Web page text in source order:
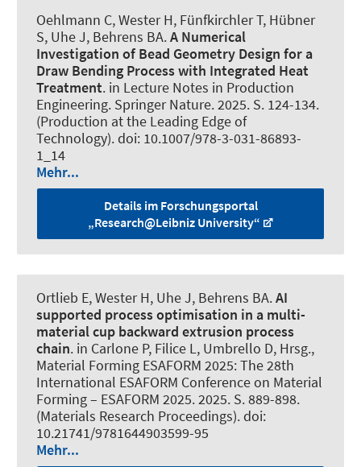
Oehlmann C, Wester H, Fünfkirchler T, Hübner
S, Uhe J, Behrens BA.A Numerical
Investigation of Bead Geometry Design for a
Draw Bending Process with Integrated Heat
Treatment. in Lecture Notes in Production
Engineering. Springer Nature. 2025. S. 124-134.
(Production at the Leading Edge of
Technology). doi: 10.1007/978-3-031-86893-
1_14
Mehr...
Details im Forschungsportal
„Research@Leibniz University“
Ortlieb E, Wester H, Uhe J, Behrens BA.AI
supported process optimisation in a multi-
material cup backward extrusion process
chain. in Carlone P, Filice L, Umbrello D, Hrsg.,
Material Forming ESAFORM 2025: The 28th
International ESAFORM Conference on Material
Forming – ESAFORM 2025. 2025. S. 889-898.
(Materials Research Proceedings). doi:
10.21741/9781644903599-95
Mehr...